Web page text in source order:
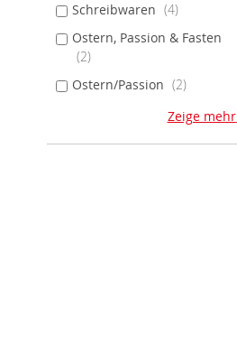
Schreibwaren
4
Ostern, Passion & Fasten
2
Ostern/Passion
2
Zeige mehr